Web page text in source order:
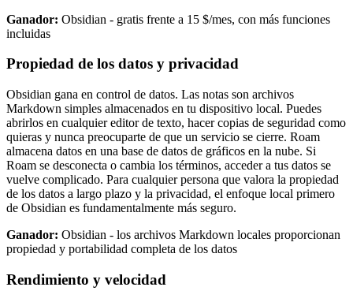
Ganador: Obsidian - gratis frente a 15 $/mes, con más funciones
incluidas
Propiedad de los datos y privacidad
Obsidian gana en control de datos. Las notas son archivos
Markdown simples almacenados en tu dispositivo local. Puedes
abrirlos en cualquier editor de texto, hacer copias de seguridad como
quieras y nunca preocuparte de que un servicio se cierre. Roam
almacena datos en una base de datos de gráficos en la nube. Si
Roam se desconecta o cambia los términos, acceder a tus datos se
vuelve complicado. Para cualquier persona que valora la propiedad
de los datos a largo plazo y la privacidad, el enfoque local primero
de Obsidian es fundamentalmente más seguro.
Ganador: Obsidian - los archivos Markdown locales proporcionan
propiedad y portabilidad completa de los datos
Rendimiento y velocidad